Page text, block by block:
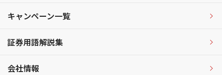
キャンペーン一覧
証券用語解説集
会社情報